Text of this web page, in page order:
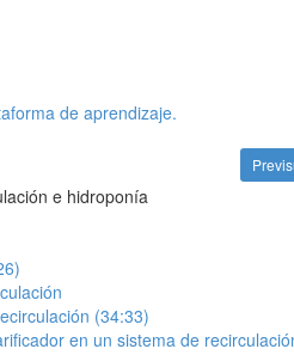
de aprendizaje.
e hidroponía
(34:33)
en un sistema de